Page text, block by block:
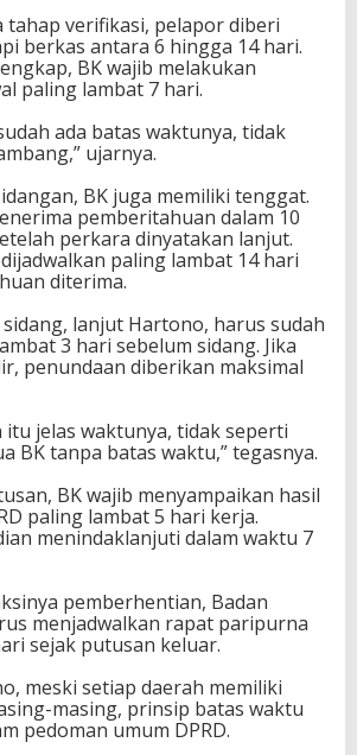
k
a
n
A
u
r
n
M
a
i
n
i
d
a
E
t
k
tahap verifikasi, pelapor diberi
berkas antara 6 hingga 14 hari.
BK wajib melakukan
paling lambat 7 hari.
ada batas waktunya, tidak
ujarnya.
BK juga memiliki tenggat.
pemberitahuan dalam 10
perkara dinyatakan lanjut.
paling lambat 14 hari
diterima.
lanjut Hartono, harus sudah
3 hari sebelum sidang. Jika
penundaan diberikan maksimal
itu jelas waktunya, tidak seperti
BK tanpa batas waktu,” tegasnya.
BK wajib menyampaikan hasil
paling lambat 5 hari kerja.
menindaklanjuti dalam waktu 7
pemberhentian, Badan
menjadwalkan rapat paripurna
sejak putusan keluar.
meski setiap daerah memiliki
masing, prinsip batas waktu
pedoman umum DPRD.